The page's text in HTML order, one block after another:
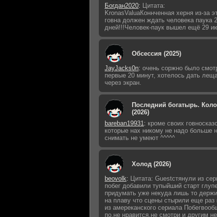
Богдан2020: Цитата:
KronasValuaКоннченная херня из-за
говна должен ждать человека паука
дней!!!Человек-паук вышел ещё 29
Обсессия (2025)
JayJacks0n: очень соржно было
первые 20 минут, хотелось дать
через экран.
Последний богатырь.
(2026)
bareban19931: кроме своих
которые нах никому не надо больше
снимать не умеют ^^^^^
Холод (2026)
beovolk: Цитата: Guestстянули из
побег добавили тупыйший старт
придумать уже некуда лишь то
на плаву что сцены стырили еще раз
из амереканского сериала
по.не нравится.не смотри и другим не